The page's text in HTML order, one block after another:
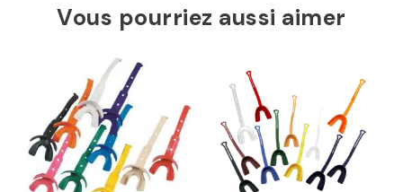
Vous pourriez aussi aimer